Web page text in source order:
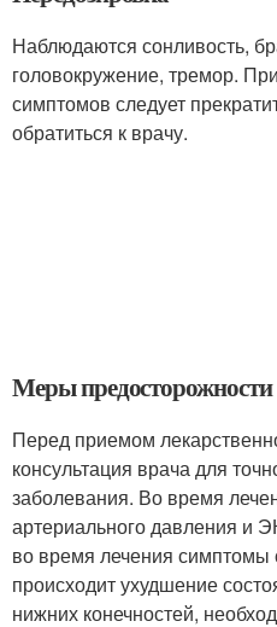
Наблюдаются сонливость,
головокружение, тремор.
симптомов следует
обратиться к врачу.
Меры предосторожности
Перед приемом
консультация врача для
заболевания. Во время
артериального давления и
во время лечения симптомы
происходит ухудшение
нижних конечностей,